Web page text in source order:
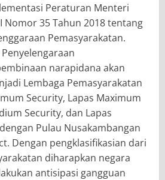
Peraturan Menteri
Nomor 35 Tahun 2018 tentang
Pemasyarakatan.
narapidana akan
Lembaga Pemasyarakatan
Security, Lapas Maximum
Security, dan Lapas
Pulau Nusakambangan
Dengan pengklasifikasian dari
diharapkan negara
antisipasi gangguan